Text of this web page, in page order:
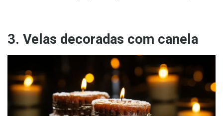
3. Velas decoradas com canela